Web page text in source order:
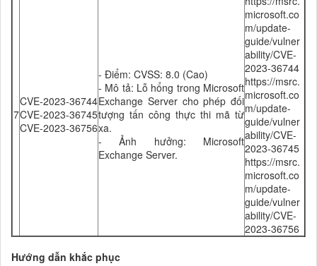
7
CVE-2023-36744
CVE-2023-36745
CVE-2023-36756
- Điểm: CVSS: 8.0 (Cao)
- Mô tả: Lỗ hổng trong Microsoft
Exchange Server cho phép đối
tượng tấn công thực thi mã từ
xa.
- Ảnh hưởng: Microsoft
Exchange Server.
microsoft.co
m/update-
guide/vulner
ability/CVE-
2023-36744
https://msrc.
microsoft.co
m/update-
guide/vulner
ability/CVE-
2023-36745
https://msrc.
microsoft.co
m/update-
guide/vulner
ability/CVE-
2023-36756
Hướng dẫn khắc phục